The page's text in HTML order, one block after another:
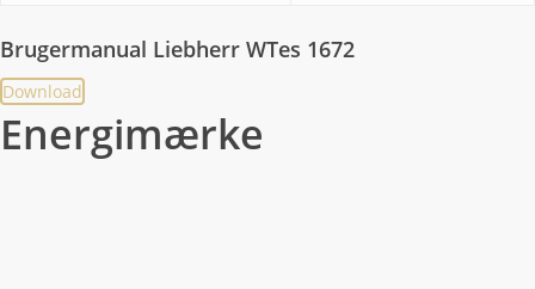
Brugermanual Liebherr WTes 1672
Download
Energimærke